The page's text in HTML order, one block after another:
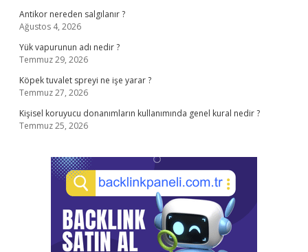
Antikor nereden salgılanır ?
Ağustos 4, 2026
Yük vapurunun adı nedir ?
Temmuz 29, 2026
Köpek tuvalet spreyi ne işe yarar ?
Temmuz 27, 2026
Kişisel koruyucu donanımların kullanımında genel kural nedir ?
Temmuz 25, 2026